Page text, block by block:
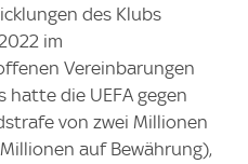
des Klubs
im
Vereinbarungen
die UEFA gegen
von zwei Millionen
auf Bewährung),